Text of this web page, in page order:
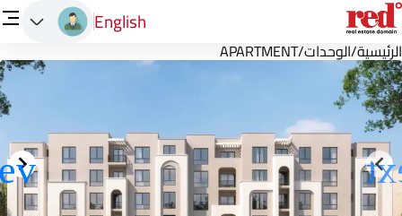
English
الرئيسية/الوحدات/
APARTMENT